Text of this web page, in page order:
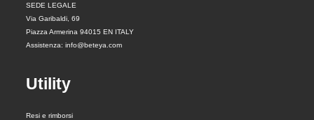
SEDE LEGALE
Via Garibaldi, 69
Piazza Armerina 94015 EN ITALY
Assistenza: info@beteya.com
Utility
Resi e rimborsi